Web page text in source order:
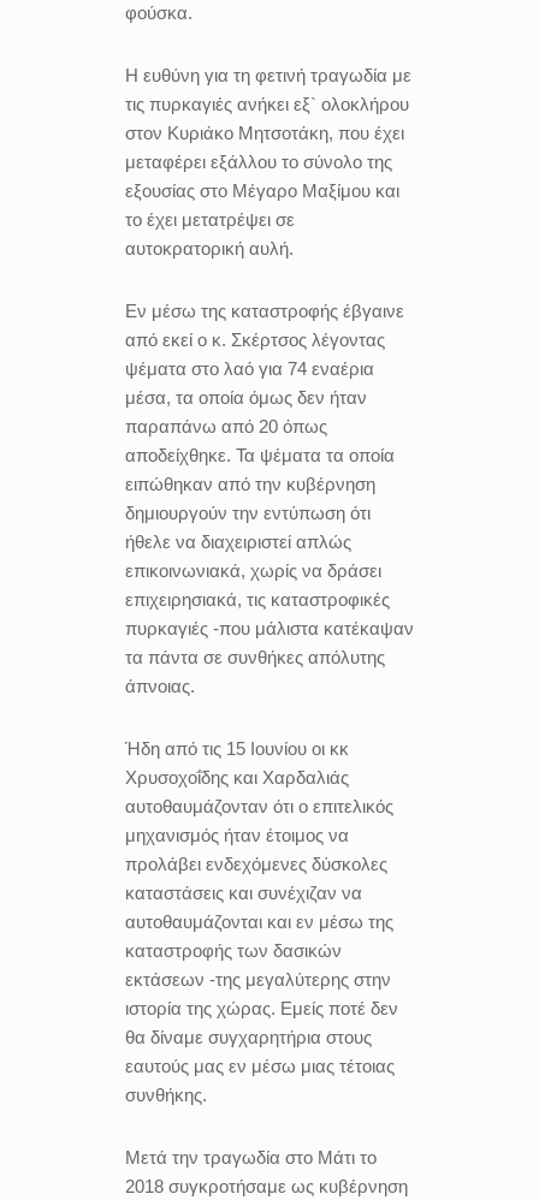
φούσκα.
Η ευθύνη για τη φετινή τραγωδία με
τις πυρκαγιές ανήκει εξ` ολοκλήρου
στον Κυριάκο Μητσοτάκη, που έχει
μεταφέρει εξάλλου το σύνολο της
εξουσίας στο Μέγαρο Μαξίμου και
το έχει μετατρέψει σε
αυτοκρατορική αυλή.
Εν μέσω της καταστροφής έβγαινε
από εκεί ο κ. Σκέρτσος λέγοντας
ψέματα στο λαό για 74 εναέρια
μέσα, τα οποία όμως δεν ήταν
παραπάνω από 20 όπως
αποδείχθηκε. Τα ψέματα τα οποία
ειπώθηκαν από την κυβέρνηση
δημιουργούν την εντύπωση ότι
ήθελε να διαχειριστεί απλώς
επικοινωνιακά, χωρίς να δράσει
επιχειρησιακά, τις καταστροφικές
πυρκαγιές -που μάλιστα κατέκαψαν
τα πάντα σε συνθήκες απόλυτης
άπνοιας.
Ήδη από τις 15 Ιουνίου οι κκ
Χρυσοχοΐδης και Χαρδαλιάς
αυτοθαυμάζονταν ότι ο επιτελικός
μηχανισμός ήταν έτοιμος να
προλάβει ενδεχόμενες δύσκολες
καταστάσεις και συνέχιζαν να
αυτοθαυμάζονται και εν μέσω της
καταστροφής των δασικών
εκτάσεων -της μεγαλύτερης στην
ιστορία της χώρας. Εμείς ποτέ δεν
θα δίναμε συγχαρητήρια στους
εαυτούς μας εν μέσω μιας τέτοιας
συνθήκης.
Μετά την τραγωδία στο Μάτι το
2018 συγκροτήσαμε ως κυβέρνηση